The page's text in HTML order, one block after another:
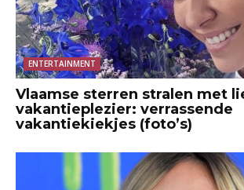
ENTERTAINMENT
Vlaamse sterren stralen met
vakantieplezier: verrassende
vakantiekiekjes (foto’s)